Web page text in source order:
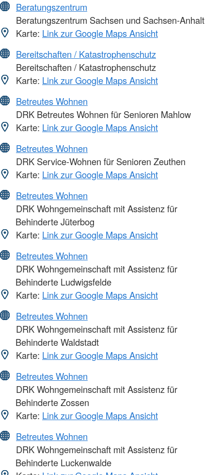
Beratungszentrum
Beratungszentrum Sachsen und Sachsen-Anhalt
Karte: Link zur Google Maps Ansicht
Bereitschaften / Katastrophenschutz
Bereitschaften / Katastrophenschutz
Karte: Link zur Google Maps Ansicht
Betreutes Wohnen
DRK Betreutes Wohnen für Senioren Mahlow
Karte: Link zur Google Maps Ansicht
Betreutes Wohnen
DRK Service-Wohnen für Senioren Zeuthen
Karte: Link zur Google Maps Ansicht
Betreutes Wohnen
DRK Wohngemeinschaft mit Assistenz für
Behinderte Jüterbog
Karte: Link zur Google Maps Ansicht
Betreutes Wohnen
DRK Wohngemeinschaft mit Assistenz für
Behinderte Ludwigsfelde
Karte: Link zur Google Maps Ansicht
Betreutes Wohnen
DRK Wohngemeinschaft mit Assistenz für
Behinderte Waldstadt
Karte: Link zur Google Maps Ansicht
Betreutes Wohnen
DRK Wohngemeinschaft mit Assistenz für
Behinderte Zossen
Karte: Link zur Google Maps Ansicht
Betreutes Wohnen
DRK Wohngemeinschaft mit Assistenz für
Behinderte Luckenwalde